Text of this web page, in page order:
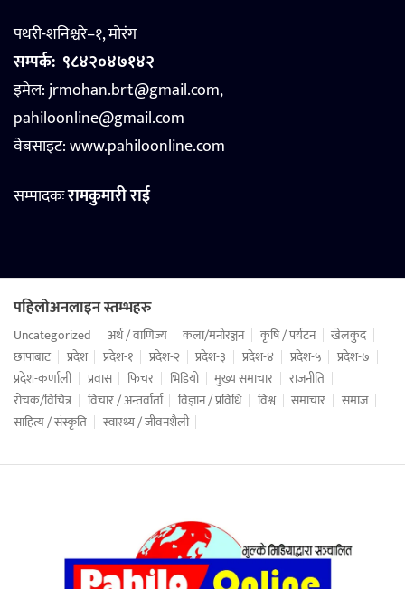
पथरी-शनिश्चरे–१, मोरंग
सम्पर्क: ९८४२०४७१४२
इमेल: jrmohan.brt@gmail.com,
pahiloonline@gmail.com
वेबसाइट:www.pahiloonline.com
सम्पादकःरामकुमारी राई
पहिलोअनलाइन स्तम्भहरु
Uncategorized अर्थ / वाणिज्य कला/मनोरञ्जन कृषि / पर्यटन
खेलकुद
छापाबाट
प्रदेश प्रदेश-१ प्रदेश-२ प्रदेश-३ प्रदेश-४ प्रदेश-५
प्रदेश-७
प्रदेश-कर्णाली
प्रवास फिचर भिडियो मुख्य समाचार
राजनीति
रोचक/विचित्र
विचार / अन्तर्वार्ता विज्ञान / प्रविधि विश्व समाचार
समाज
साहित्य / संस्कृति
स्वास्थ्य / जीवनशैली